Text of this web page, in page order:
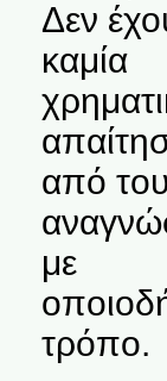
Δεν
καμία
από
με
τρόπο.